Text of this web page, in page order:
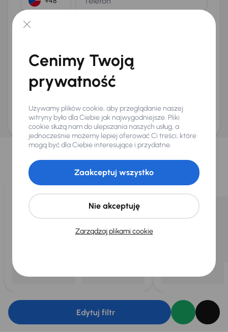
E-mail
Na numer telefonu (opcjonalnie)
Wyślij zapytanie
ani zagwarantowaną dostępnością pojazdu. AURES Holdings a.s., z siedzibą
Dopraváků 874/15, Čimice, 184 00 Praga 8, będzie przechowywać i przetwarzać
Twoje dane osobowe zgodnie z zasadami ochrony i przetwarzaniadanych
osobowych
Wybraliśmy dla Ciebie
Wybieramy dla Ciebienajlepsze pojazdyz naszej oferty. Kupimy
dla Ciebiedo 400 pojazdówkażdego dnia.
Edytuj filtr
Cenimy Twoją
prywatność
Używamy plików cookie, aby przeglądanie naszej
witryny było dla Ciebie jak najwygodniejsze. Pliki
cookie służą nam do ulepszania naszych usług, a
jednocześnie możemy lepiej oferować Ci treści, które
mogą być dla Ciebie interesujące i przydatne.
Zarządzaj plikami cookie
Nie akceptuję
Zaakceptuj wszystko